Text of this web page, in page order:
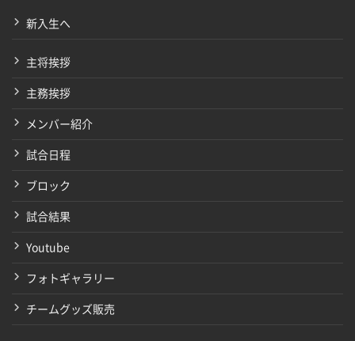
新入生へ
主将挨拶
主務挨拶
メンバー紹介
試合日程
ブロック
試合結果
Youtube
フォトギャラリー
チームグッズ販売